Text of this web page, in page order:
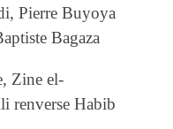
Pierre Buyoya
Bagaza
Zine el-
renverse Habib